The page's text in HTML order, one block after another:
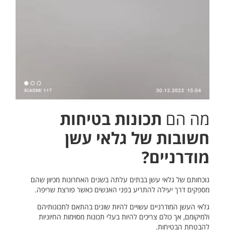
מה הם תכונות בטיחות
חשובות של גלאי עשן
מודרניים?
נוכחותם של גלאי עשן בבתים עלתה בשנים האחרונות מכיוון שהם
מספקים דרך יעילה להתריע בפני האנשים כאשר פורצת שריפה.
גלאי העשן המודרניים עשויים להיות שונים בהתאם לתכונותיהם
ולמיקומם, אך כולם צריכים להיות בעלי תכונות מסוימות החיוניות
להבטחת הבטיחות.